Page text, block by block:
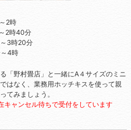
2時
2時40分
3時20分
4時
「野村畳店」と一緒にA４サイズのミニ
はなく、業務用ホッチキスを使って親
てみましょう。
キャンセル待ちで受付をしています